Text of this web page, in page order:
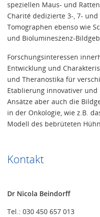
speziellen Maus- und
Charité dedizierte 3-, 7- und
Tomographen ebenso wie
und Biolumineszenz-
Forschungsinteressen
Entwicklung und
und Theranostika für
Etablierung innovativer
Ansätze aber auch die
in der Onkologie, wie z.B.
Modell des bebrüteten
Kontakt
Dr Nicola Beindorff
Tel.: 030 450 657 013